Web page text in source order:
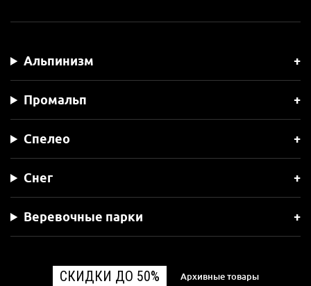
Альпинизм
Промальп
Спелео
Снег
Веревочные парки
СКИДКИ ДО 50% Архивные товары